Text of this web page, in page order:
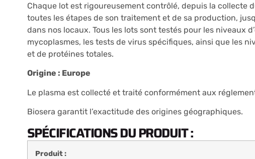
Chaque lot est rigoureusement contrôlé, depuis la collecte
toutes les étapes de son traitement et de sa production,
dans nos locaux. Tous les lots sont testés pour les niveaux
mycoplasmes, les tests de virus spécifiques, ainsi que les
et de protéines totales.
Origine : Europe
Le plasma est collecté et traité conformément aux
Biosera garantit l’exactitude des origines géographiques.
SPÉCIFICATIONS DU PRODUIT :
Produit :